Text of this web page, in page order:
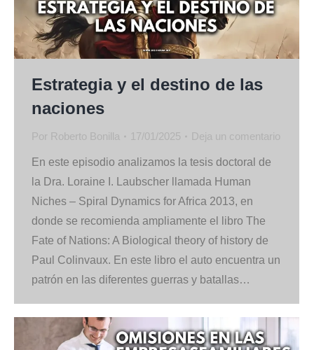
Estrategia y el destino de las
naciones
Por Roberto Bonilla 17/01/2025 Deja un comentario
En este episodio analizamos la tesis doctoral de
la Dra. Loraine I. Laubscher llamada Human
Niches – Spiral Dynamics for Africa 2013, en
donde se recomienda ampliamente el libro The
Fate of Nations: A Biological theory of history de
Paul Colinvaux. En este libro el auto encuentra un
patrón en las diferentes guerras y batallas…